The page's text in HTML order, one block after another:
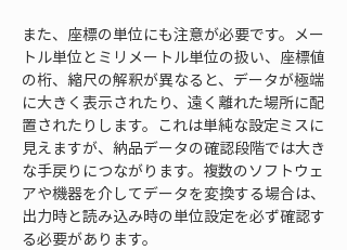
また、座標の単位にも注意が必要です。メー
トル単位とミリメートル単位の扱い、座標値
の桁、縮尺の解釈が異なると、データが極端
に大きく表示されたり、遠く離れた場所に配
置されたりします。これは単純な設定ミスに
見えますが、納品データの確認段階では大き
な手戻りにつながります。複数のソフトウェ
アや機器を介してデータを変換する場合は、
出力時と読み込み時の単位設定を必ず確認す
る必要があります。